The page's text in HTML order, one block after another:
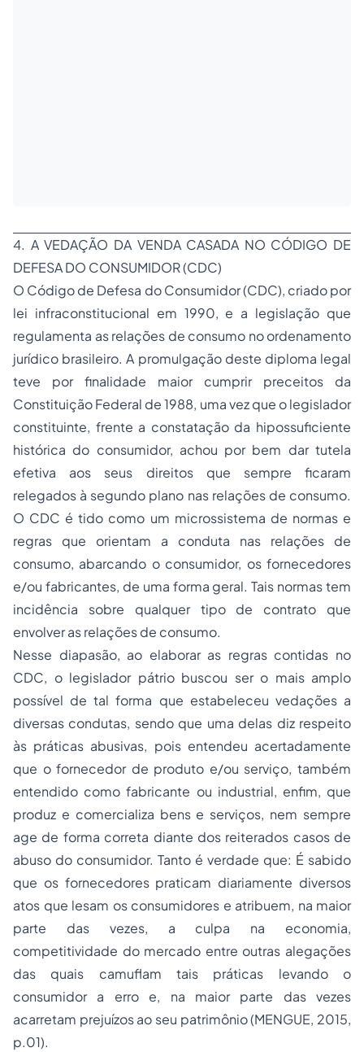
4. A VEDAÇÃO DA VENDA CASADA NO CÓDIGO DE
DEFESA DO CONSUMIDOR (CDC)
O Código de Defesa do Consumidor (CDC), criado por
lei infraconstitucional em 1990, e a legislação que
regulamenta as relações de consumo no ordenamento
jurídico brasileiro. A promulgação deste diploma legal
teve por finalidade maior cumprir preceitos da
Constituição Federal de 1988, uma vez que o legislador
constituinte, frente a constatação da hipossuficiente
histórica do consumidor, achou por bem dar tutela
efetiva aos seus direitos que sempre ficaram
relegados à segundo plano nas relações de consumo.
O CDC é tido como um microssistema de normas e
regras que orientam a conduta nas relações de
consumo, abarcando o consumidor, os fornecedores
e/ou fabricantes, de uma forma geral. Tais normas tem
incidência sobre qualquer tipo de contrato que
envolver as relações de consumo.
Nesse diapasão, ao elaborar as regras contidas no
CDC, o legislador pátrio buscou ser o mais amplo
possível de tal forma que estabeleceu vedações a
diversas condutas, sendo que uma delas diz respeito
às práticas abusivas, pois entendeu acertadamente
que o fornecedor de produto e/ou serviço, também
entendido como fabricante ou industrial, enfim, que
produz e comercializa bens e serviços, nem sempre
age de forma correta diante dos reiterados casos de
abuso do consumidor. Tanto é verdade que: É sabido
que os fornecedores praticam diariamente diversos
atos que lesam os consumidores e atribuem, na maior
parte das vezes, a culpa na economia,
competitividade do mercado entre outras alegações
das quais camuflam tais práticas levando o
consumidor a erro e, na maior parte das vezes
acarretam prejuízos ao seu patrimônio (MENGUE, 2015,
p.01).